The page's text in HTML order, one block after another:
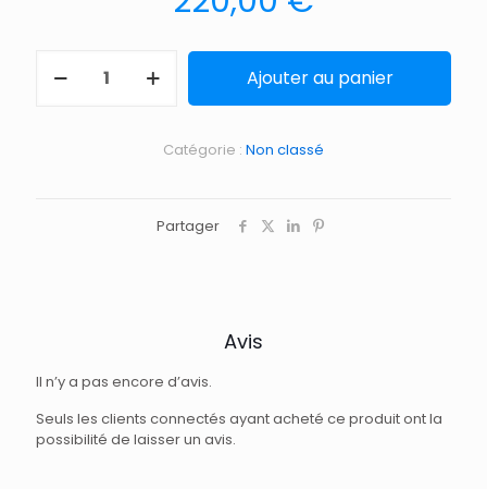
Ajouter au panier
Catégorie : Non classé
Partager
Avis
Il n’y a pas encore d’avis.
Seuls les clients connectés ayant acheté ce produit ont la
possibilité de laisser un avis.